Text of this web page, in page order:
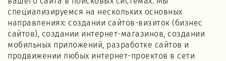
специализируемся на нескольких основных
направлениях: создании сайтов-визиток (бизнес
сайтов), создании интернет-магазинов, создании
мобильных приложений, разработке сайтов и
продвижении любых интернет-проектов в сети